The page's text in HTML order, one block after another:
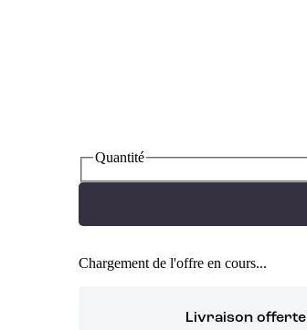
Quantité
Chargement de l'offre en cours...
Livraison offerte